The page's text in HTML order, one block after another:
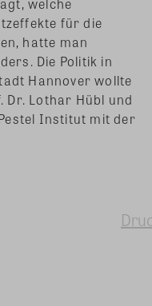
für die
hatte man
Die Politik in
Hannover wollte
Lothar Hübl und
Institut mit der